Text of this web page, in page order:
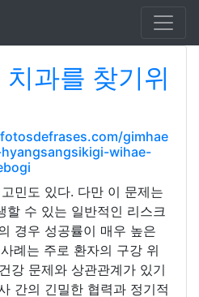
과를 찾기위
gimhae
wihae-
민도 있다. 다만 이 문제는
할 수 있는 일반적인 리스크
경우 성공률이 매우 높은
례는 주로 환자의 구강 위
강 문제와 상관관계가 있기
간의 긴밀한 협력과 정기적